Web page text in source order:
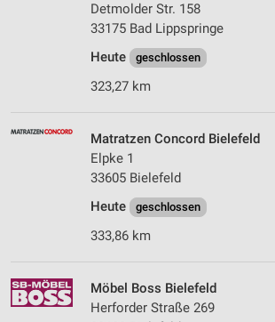
Detmolder Str. 158
33175 Bad Lippspringe
Heute
geschlossen
323,27 km
Matratzen Concord Bielefeld
Elpke 1
33605 Bielefeld
Heute
geschlossen
333,86 km
Möbel Boss Bielefeld
Herforder Straße 269